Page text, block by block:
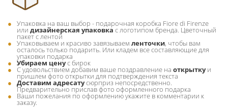
Упаковка на ваш выбор - подарочная коробка Fiore di Firenze
или дизайнерская упаковка с логотипом бренда. Цветочный
пакет с лентой
Упаковываем и красиво завязываем ленточки, чтобы вам
осталось только подарить. Или кладем все составляющие для
упаковки подарка
Убираем ценус бирок
С удовольствием добавим ваше поздравление на открыткуи
пришлем фото открытки для подтверждения текста
Доставим адресатусюрприз непосредственно.
Предварительно прислав фото оформленного подарка
Ваши пожелания по оформлению укажите в комментарии к
заказу.